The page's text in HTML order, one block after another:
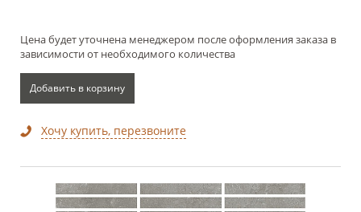
Цена будет уточнена менеджером после оформления заказа в
зависимости от необходимого количества
Добавить в корзину
Хочу купить, перезвоните